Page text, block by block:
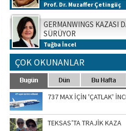
Prof. Dr. Muzaffer Çetingüç
GERMANWINGS KAZASI
SÜRÜYOR
Tuğba İncel
ÇOK OKUNANLAR
737 MAX İÇİN 'ÇATLAK'
TEKSAS’TA TRAJİK KAZA